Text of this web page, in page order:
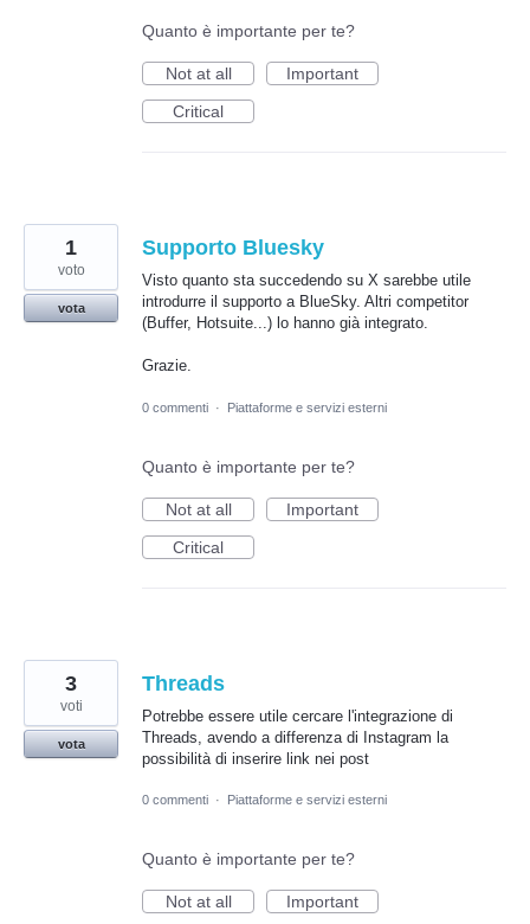
Quanto è importante per te?
Not at all
Important
Critical
Supporto Bluesky
Visto quanto sta succedendo su X sarebbe utile
introdurre il supporto a BlueSky. Altri competitor
(Buffer, Hotsuite...) lo hanno già integrato.
Grazie.
1
voto
vota
0 commenti · Piattaforme e servizi esterni
Quanto è importante per te?
Not at all
Important
Critical
Threads
Potrebbe essere utile cercare l'integrazione di
Threads, avendo a differenza di Instagram la
possibilità di inserire link nei post
3
voti
vota
0 commenti · Piattaforme e servizi esterni
Quanto è importante per te?
Not at all
Important